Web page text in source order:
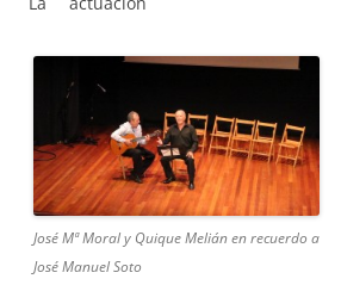
José Mª Moral y Quique Melián en recuerdo a
José Manuel Soto